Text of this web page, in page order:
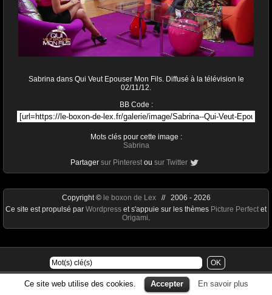
Sabrina dans Qui Veut Epouser Mon Fils. Diffusé à la télévision le
02/11/12.
BB Code :
Mots clés pour cette image :
Sabrina
Partager sur Pinterest ou sur Twitter
Ce site web utilise des cookies. Accepter En savoir plus
Copyright © le boxon de Lex// 2006 - 2026
Ce site est propulsé par Wordpress et s'appuie sur les thèmes Picture Perfect et
Origami.